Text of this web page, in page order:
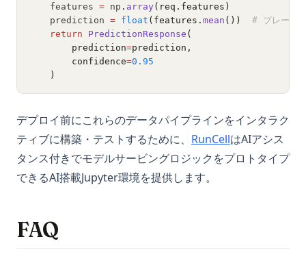
    features
= np . array (req.features)
    prediction
= float (features. mean ())
# プレース
return
PredictionResponse (
        prediction
=prediction,
        confidence
=0.95
    )
デプロイ前にこれらのデータパイプラインをインタラク
ティブに構築・テストするために、 RunCell(opens in a
はAIアシス
タンス付きでモデルサービングロジックをプロトタイプ
できるAI搭載Jupyter環境を提供します。
FAQ